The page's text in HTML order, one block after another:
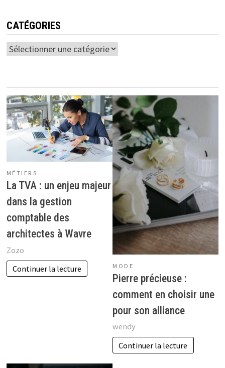
CATÉGORIES
Catégories
MÉTIERS
La TVA : un enjeu majeur
dans la gestion
comptable des
architectes à Wavre
Zozo
Continuer la lecture
MODE
Pierre précieuse :
comment en choisir une
pour son alliance
wendy
Continuer la lecture